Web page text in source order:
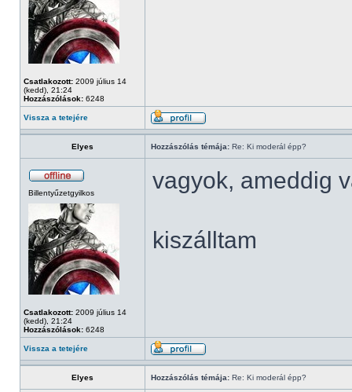
Csatlakozott: 2009 július 14
(kedd), 21:24
Hozzászólások: 6248
Vissza a tetejére
Elyes Hozzászólás témája: Re: Ki moderál épp?
Billentyűzetgyilkos
Csatlakozott: 2009 július 14
(kedd), 21:24
Hozzászólások: 6248
vagyok, ameddig
kiszálltam
Vissza a tetejére
Elyes Hozzászólás témája: Re: Ki moderál épp?